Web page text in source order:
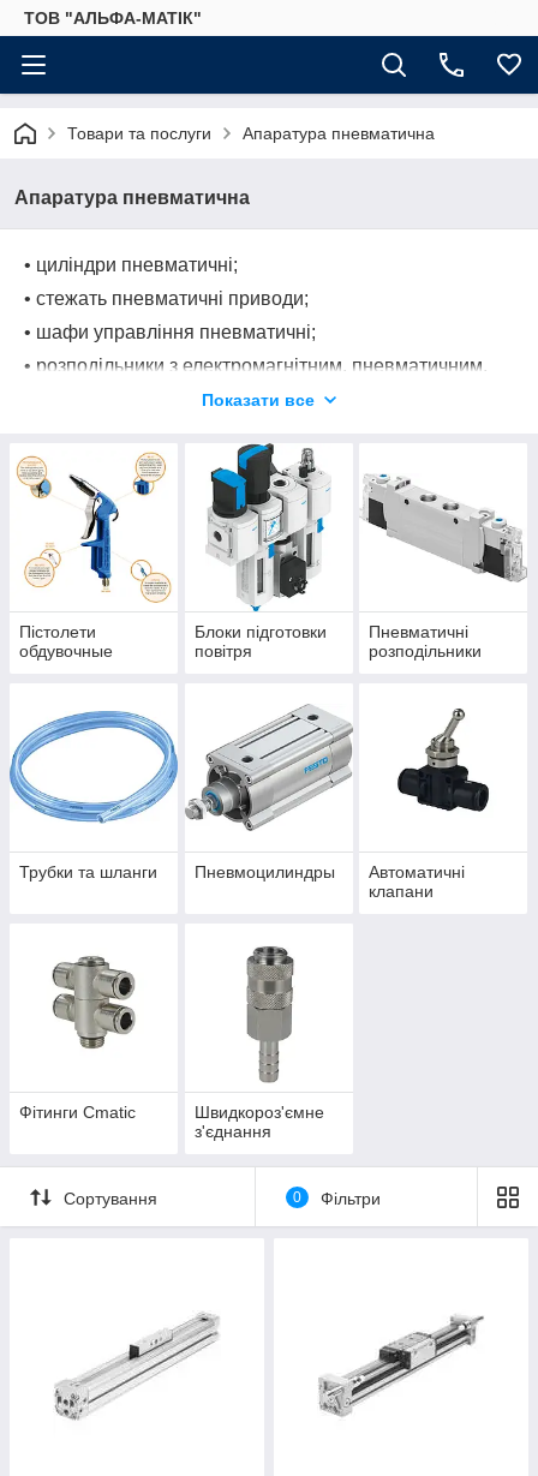
ТОВ "АЛЬФА-МАТІК"
Товари та послуги Апаратура пневматична
Апаратура пневматична
• циліндри пневматичні;
• стежать пневматичні приводи;
• шафи управління пневматичні;
• розподільники з електромагнітним, пневматичним,
механічним і ручним управлінням;
• вакуумна техніка;
• автоматичні клапани, пристрої пневматичної логіки;
• пристрої підготовки повітря (фільтри, регулятори,
маслораспылители, манометри);
• фітинги, пластикові трубопроводи;
Показати все
Пістолети
обдувочные
Блоки підготовки
повітря
Пневматичні
розподільники
Трубки та шланги Пневмоцилиндры
Автоматичні
клапани
Фітинги Cmatic
Швидкороз'ємне
з'єднання
Сортування 0 Фільтри